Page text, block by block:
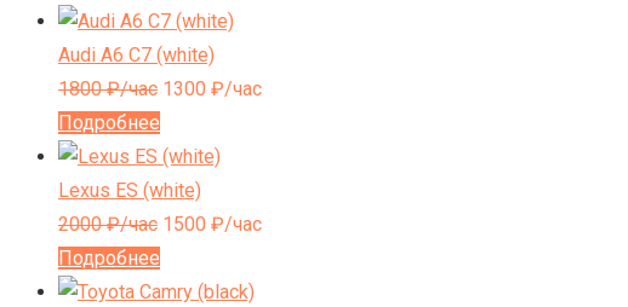
Audi A6 C7 (white)
1800₽/час 1300 ₽/час
Подробнее
Lexus ES (white)
2000₽/час 1500 ₽/час
Подробнее